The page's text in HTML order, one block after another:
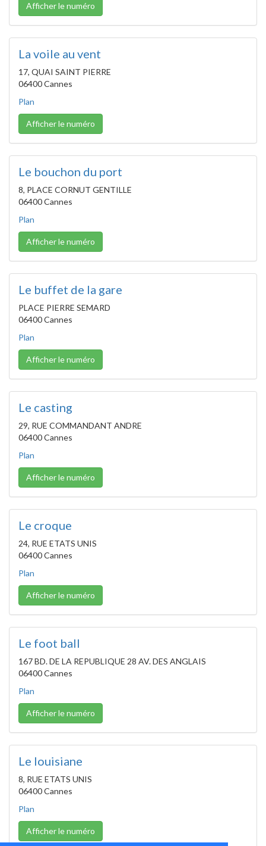
Afficher le numéro
La voile au vent
17, QUAI SAINT PIERRE
06400 Cannes
Plan
Afficher le numéro
Le bouchon du port
8, PLACE CORNUT GENTILLE
06400 Cannes
Plan
Afficher le numéro
Le buffet de la gare
PLACE PIERRE SEMARD
06400 Cannes
Plan
Afficher le numéro
Le casting
29, RUE COMMANDANT ANDRE
06400 Cannes
Plan
Afficher le numéro
Le croque
24, RUE ETATS UNIS
06400 Cannes
Plan
Afficher le numéro
Le foot ball
167 BD. DE LA REPUBLIQUE 28 AV. DES ANGLAIS
06400 Cannes
Plan
Afficher le numéro
Le louisiane
8, RUE ETATS UNIS
06400 Cannes
Plan
Afficher le numéro